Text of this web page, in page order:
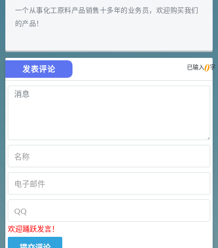
一个从事化工原料产品销售十多年的业务员，欢迎购买我们
的产品！
发表评论 已输入0字
欢迎踊跃发言！